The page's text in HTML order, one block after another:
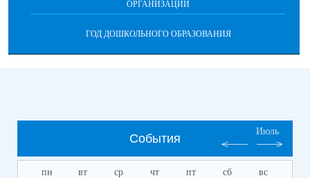
ОРГАНИЗАЦИИ
ГОД ДОШКОЛЬНОГО ОБРАЗОВАНИЯ
События
Июль
пн вт ср чт пт сб вс